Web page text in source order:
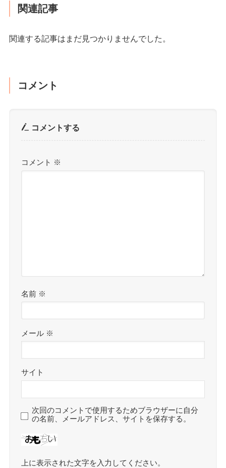
関連記事
関連する記事はまだ見つかりませんでした。
コメント
コメントする
コメント ※
名前 ※
メール ※
サイト
次回のコメントで使用するためブラウザーに自分
の名前、メールアドレス、サイトを保存する。
上に表示された文字を入力してください。